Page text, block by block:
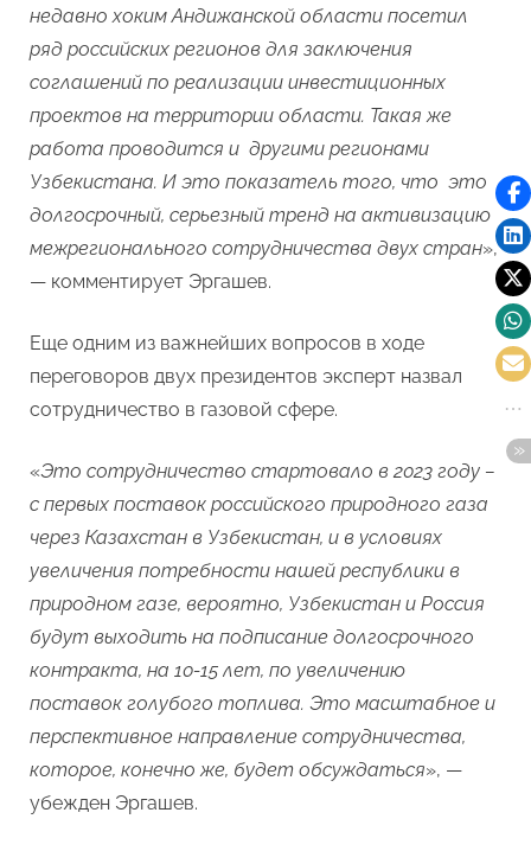
недавно хоким Андижанской области посетил
ряд российских регионов для заключения
соглашений по реализации инвестиционных
проектов на территории области. Такая же
работа проводится и другими регионами
Узбекистана. И это показатель того, что это
долгосрочный, серьезный тренд на активизацию
межрегионального сотрудничества двух стран»,
— комментирует Эргашев.
Еще одним из важнейших вопросов в ходе
переговоров двух президентов эксперт назвал
сотрудничество в газовой сфере.
«Это сотрудничество стартовало в 2023 году –
с первых поставок российского природного газа
через Казахстан в Узбекистан, и в условиях
увеличения потребности нашей республики в
природном газе, вероятно, Узбекистан и Россия
будут выходить на подписание долгосрочного
контракта, на 10-15 лет, по увеличению
поставок голубого топлива. Это масштабное и
перспективное направление сотрудничества,
которое, конечно же, будет обсуждаться», —
убежден Эргашев.